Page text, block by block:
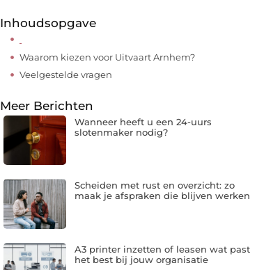
Inhoudsopgave
Waarom kiezen voor Uitvaart Arnhem?
Veelgestelde vragen
Meer Berichten
Wanneer heeft u een 24-uurs
slotenmaker nodig?
Scheiden met rust en overzicht: zo
maak je afspraken die blijven werken
A3 printer inzetten of leasen wat past
het best bij jouw organisatie